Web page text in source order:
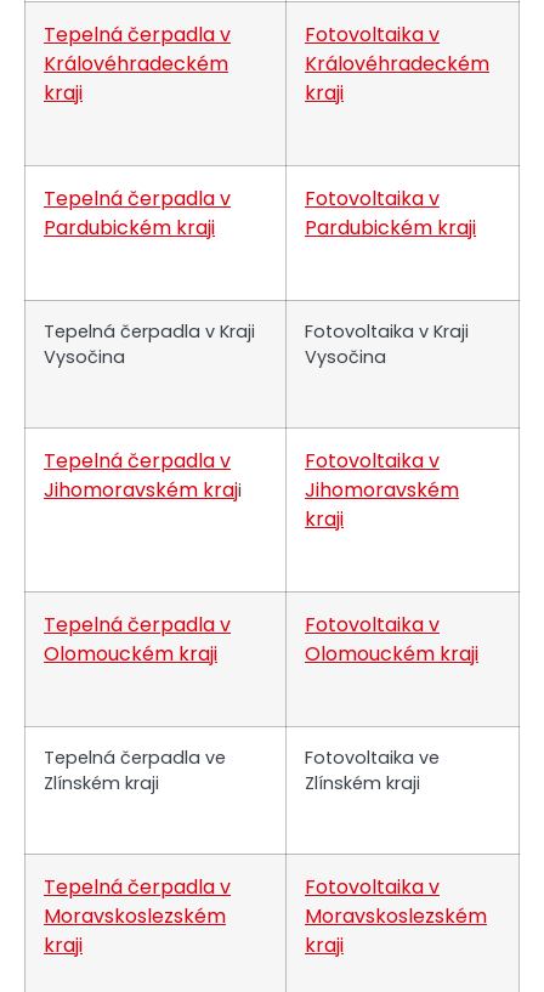
Tepelná čerpadla v
Královéhradeckém
kraji
Fotovoltaika v
Královéhradeckém
kraji
Tepelná čerpadla v
Pardubickém kraji
Fotovoltaika v
Pardubickém kraji
Tepelná čerpadla v Kraji
Vysočina
Fotovoltaika v Kraji
Vysočina
Tepelná čerpadla v
Jihomoravském kraji
Fotovoltaika v
Jihomoravském
kraji
Tepelná čerpadla v
Olomouckém kraji
Fotovoltaika v
Olomouckém kraji
Tepelná čerpadla ve
Zlínském kraji
Fotovoltaika ve
Zlínském kraji
Tepelná čerpadla v
Moravskoslezském
kraji
Fotovoltaika v
Moravskoslezském
kraji